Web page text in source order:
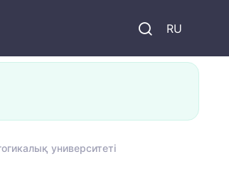
RU
университеті